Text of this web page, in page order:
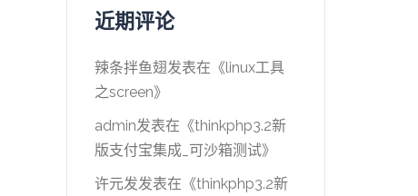
近期评论
辣条拌鱼翅发表在《linux工具
之screen》
admin发表在《thinkphp3.2新
版支付宝集成_可沙箱测试》
许元发发表在《thinkphp3.2新